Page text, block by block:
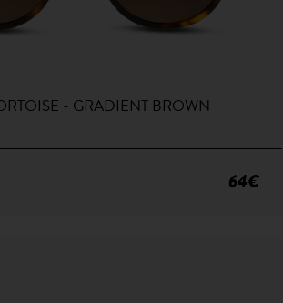
- GRADIENT BROWN
64€